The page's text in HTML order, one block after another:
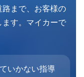
まで、お客様の
す。マイカーで
いかない指導